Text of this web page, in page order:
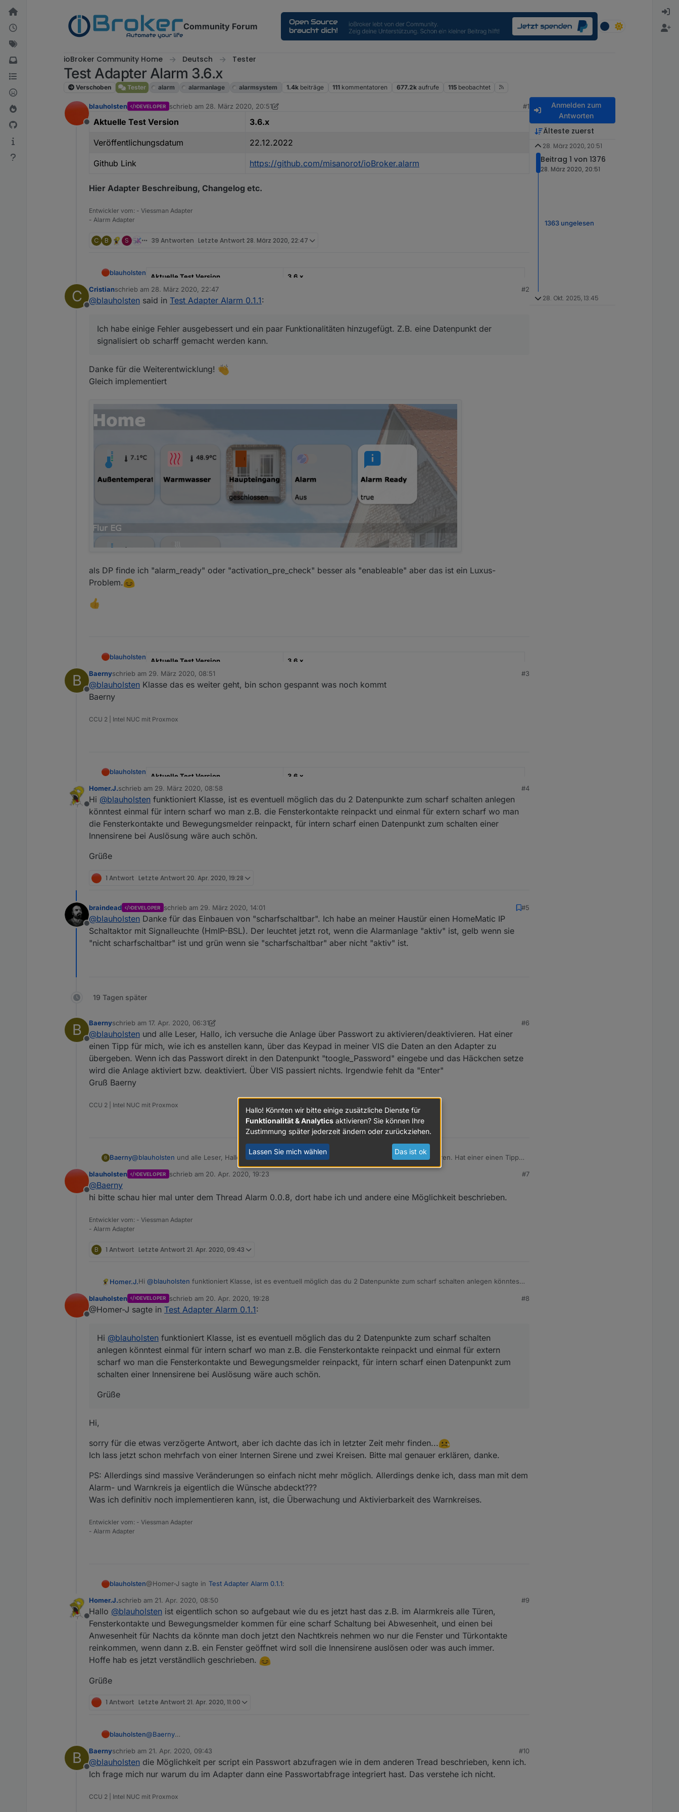
Weiter zum Inhalt
Community Forum
ioBroker Community Home Deutsch Tester
Test Adapter Alarm 3.6.x
Verschoben Tester alarm alarmanlage alarmsystem 1.4k beiträge 111 kommentatoren 677.2k aufrufe 115 beobachtet
Offline
blauholsten DEVELOPER schrieb am 28. März 2020, 20:51
zuletzt editiert von blauholsten1. Juni 2024, 13:51
#1
Aktuelle Test Version 3.6.x
Veröffentlichungsdatum 22.12.2022
Github Link https://github.com/misanorot/ioBroker.alarm
Hier Adapter Beschreibung, Changelog etc.
Entwickler vom: - Viessman Adapter
- Alarm Adapter
C B S 39 Antworten Letzte Antwort 28. März 2020, 22:47
blauholsten
Aktuelle Test Version 3.6.x
Veröffentlichungsdatum
Hier Adapter Beschreibung, Changelog etc.
C
Offline
Cristianschrieb am 28. März 2020, 22:47
zuletzt editiert von
#2
@blauholsten said in Test Adapter Alarm 0.1.1:
Ich habe einige Fehler ausgebessert und ein paar Funktionalitäten hinzugefügt. Z.B. eine Datenpunkt der
signalisiert ob scharff gemacht werden kann.
Danke für die Weiterentwicklung!
Gleich implementiert
als DP finde ich "alarm_ready" oder "activation_pre_check" besser als "enableable" aber das ist ein Luxus-
Problem.
blauholsten
Aktuelle Test Version 3.6.x
Veröffentlichungsdatum
Hier Adapter Beschreibung, Changelog etc.
B
Offline
Baernyschrieb am 29. März 2020, 08:51
zuletzt editiert von
#3
@blauholsten Klasse das es weiter geht, bin schon gespannt was noch kommt
Baerny
CCU 2 | Intel NUC mit Proxmox
blauholsten
Aktuelle Test Version 3.6.x
Veröffentlichungsdatum
Github Link https://github.com/misanorot/ioBroker.alarm
Hier Adapter Beschreibung, Changelog etc.
Offline
Homer.J.schrieb am 29. März 2020, 08:58
zuletzt editiert von
#4
Hi @blauholsten funktioniert Klasse, ist es eventuell möglich das du 2 Datenpunkte zum scharf schalten anlegen
könntest einmal für intern scharf wo man z.B. die Fensterkontakte reinpackt und einmal für extern scharf wo man
die Fensterkontakte und Bewegungsmelder reinpackt, für intern scharf einen Datenpunkt zum schalten einer
Innensirene bei Auslösung wäre auch schön.
Grüße
1 Antwort Letzte Antwort 20. Apr. 2020, 19:28
Offline
braindead DEVELOPER schrieb am 29. März 2020, 14:01
zuletzt editiert von
#5
@blauholsten Danke für das Einbauen von "scharfschaltbar". Ich habe an meiner Haustür einen HomeMatic IP
Schaltaktor mit Signalleuchte (HmIP-BSL). Der leuchtet jetzt rot, wenn die Alarmanlage "aktiv" ist, gelb wenn sie
"nicht scharfschaltbar" ist und grün wenn sie "scharfschaltbar" aber nicht "aktiv" ist.
19 Tagen später
B
Offline
Baernyschrieb am 17. Apr. 2020, 06:31
zuletzt editiert von Baerny
#6
@blauholsten und alle Leser, Hallo, ich versuche die Anlage über Passwort zu aktivieren/deaktivieren. Hat einer
einen Tipp für mich, wie ich es anstellen kann, über das Keypad in meiner VIS die Daten an den Adapter zu
übergeben. Wenn ich das Passwort direkt in den Datenpunkt "toogle_Password" eingebe und das Häckchen setze
wird die Anlage aktiviert bzw. deaktiviert. Über VIS passiert nichts. Irgendwie fehlt da "Enter"
Gruß Baerny
CCU 2 | Intel NUC mit Proxmox
B Baerny@blauholsten
für mich, wie ich es anstellen kann, über das Keypad in meiner VIS die Daten an den Adapter zu übergeben. Wenn ich das
Passwort direkt in den Datenpunkt "toogle_Password" eingebe und das Häckchen setze wird die Anlage aktiviert bzw.
Gruß Baerny
Offline
blauholsten DEVELOPER schrieb am 20. Apr. 2020, 19:23
zuletzt editiert von
#7
@Baerny
hi bitte schau hier mal unter dem Thread Alarm 0.0.8, dort habe ich und andere eine Möglichkeit beschrieben.
Entwickler vom: - Viessman Adapter
- Alarm Adapter
B 1 Antwort Letzte Antwort 21. Apr. 2020, 09:43
Homer.J.Hi @blauholsten funktioniert Klasse, ist es eventuell möglich das du 2 Datenpunkte zum scharf schalten anlegen könntest
Fensterkontakte und Bewegungsmelder reinpackt, für intern scharf einen Datenpunkt zum schalten einer Innensirene bei
Auslösung wäre auch schön.
Grüße
Offline
blauholsten DEVELOPER schrieb am 20. Apr. 2020, 19:28
zuletzt editiert von
#8
@Homer-J sagte in Test Adapter Alarm 0.1.1:
Hi @blauholsten funktioniert Klasse, ist es eventuell möglich das du 2 Datenpunkte zum scharf schalten
anlegen könntest einmal für intern scharf wo man z.B. die Fensterkontakte reinpackt und einmal für extern
scharf wo man die Fensterkontakte und Bewegungsmelder reinpackt, für intern scharf einen Datenpunkt zum
schalten einer Innensirene bei Auslösung wäre auch schön.
Grüße
Hi,
sorry für die etwas verzögerte Antwort, aber ich dachte das ich in letzter Zeit mehr finden...
Ich lass jetzt schon mehrfach von einer Internen Sirene und zwei Kreisen. Bitte mal genauer erklären, danke.
PS: Allerdings sind massive Veränderungen so einfach nicht mehr möglich. Allerdings denke ich, dass man mit dem
Alarm- und Warnkreis ja eigentlich die Wünsche abdeckt???
Was ich definitiv noch implementieren kann, ist, die Überwachung und Aktivierbarkeit des Warnkreises.
Entwickler vom: - Viessman Adapter
- Alarm Adapter
blauholsten@Homer-J sagte in Test Adapter Alarm 0.1.1:
Hi @blauholstenfunktioniert Klasse, ist es eventuell möglich das du 2 Datenpunkte zum scharf schalten anlegen
könntest einmal für intern scharf wo man z.B. die Fensterkontakte reinpackt und einmal für extern scharf wo man
die Fensterkontakte und Bewegungsmelder reinpackt, für intern scharf einen Datenpunkt zum schalten einer
Innensirene bei Auslösung wäre auch schön.
Grüße
Hi,
sorry für die etwas verzögerte Antwort, aber ich dachte das ich in letzter Zeit mehr finden...
Ich lass jetzt schon mehrfach von einer Internen Sirene und zwei Kreisen. Bitte mal genauer erklären, danke.
PS: Allerdings sind massive Veränderungen so einfach nicht mehr möglich. Allerdings denke ich, dass man mit dem
Offline
Homer.J.schrieb am 21. Apr. 2020, 08:50
zuletzt editiert von
#9
Hallo @blauholsten ist eigentlich schon so aufgebaut wie du es jetzt hast das z.B. im Alarmkreis alle Türen,
Fensterkontakte und Bewegungsmelder kommen für eine scharf Schaltung bei Abwesenheit, und einen bei
Anwesenheit für Nachts da könnte man doch jetzt den Nachtkreis nehmen wo nur die Fenster und Türkontakte
reinkommen, wenn dann z.B. ein Fenster geöffnet wird soll die Innensirene auslösen oder was auch immer.
Hoffe hab es jetzt verständlich geschrieben.
Grüße
1 Antwort Letzte Antwort 21. Apr. 2020, 11:00
blauholsten@Baerny
B
Offline
Baernyschrieb am 21. Apr. 2020, 09:43
zuletzt editiert von
#10
@blauholsten die Möglichkeit per script ein Passwort abzufragen wie in dem anderen Tread beschrieben, kenn ich.
Ich frage mich nur warum du im Adapter dann eine Passwortabfrage integriert hast. Das verstehe ich nicht.
CCU 2 | Intel NUC mit Proxmox
Anmelden zum
Antworten
Älteste zuerst
28. März 2020, 20:51
Beitrag 1 von 1376
28. März 2020, 20:51
1363 ungelesen
28. Okt. 2025, 13:45
Hallo! Könnten wir bitte einige zusätzliche Dienste für
Funktionalität & Analytics aktivieren? Sie können Ihre
Zustimmung später jederzeit ändern oder zurückziehen.
Lassen Sie mich wählen Das ist ok